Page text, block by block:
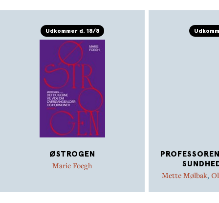
Udkommer d. 18/8
ØSTROGEN
Marie Foegh
Mette Mølbak,